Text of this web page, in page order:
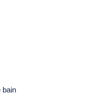
bain